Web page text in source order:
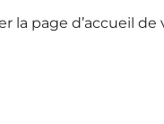
la page d’accueil